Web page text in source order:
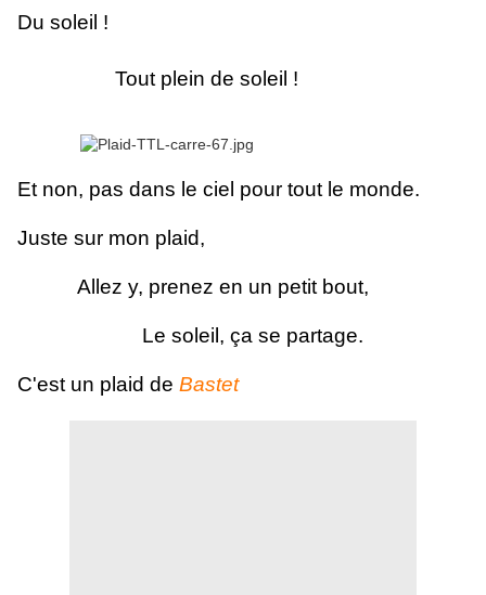
Du soleil !
Tout plein de soleil !
Et non, pas dans le ciel pour tout le monde.
Juste sur mon plaid,
Allez y, prenez en un petit bout,
Le soleil, ça se partage.
C'est un plaid de Bastet